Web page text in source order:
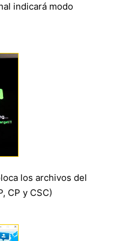
indicará modo
los archivos del
CP y CSC)